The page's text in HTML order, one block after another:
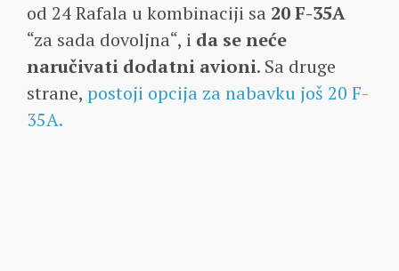
od 24 Rafala u kombinaciji sa 20 F-35A
“za sada dovoljna“, i da se neće
naručivati dodatni avioni. Sa druge
strane, postoji opcija za nabavku još 20 F-
35A.